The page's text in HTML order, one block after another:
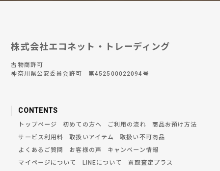
株式会社エコネット・トレーディング
古物商許可
神奈川県公安委員会許可 第452500022094号
CONTENTS
トップページ 初めての方へ ご利用の流れ
商品お預け方法
サービス利用料
取扱いアイテム
取扱い不可商品
よくあるご質問
お客様の声
キャンペーン情報
マイページについて
LINEについて
買取査定プラス